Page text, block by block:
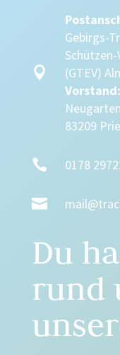

Gebirgs-
Schützen-
(GTEV)
Vorstand:
83209
 0178

Du
rund